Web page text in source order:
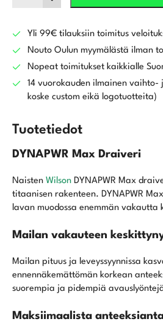
DynaPWR
Draiveri
määrä
Yli 99€ tilauksiin toimitus
Nouto Oulun myymälästä ilman
Nopeat toimitukset kaikkialle
14 vuorokauden ilmainen vaihto-
koske custom eikä logotuotteita)
Tuotetiedot
DYNAPWR Max Draiveri
Naisten Wilson DYNAPWR Max
titaanisen rakenteen. DYNAPWR
lavan muodossa enemmän vakautta
Mailan vakauteen
Mailan pituus ja leveyssyynnissa
ennennäkemättömän korkean
suorempia ja pidempiä
Maksiimaalista